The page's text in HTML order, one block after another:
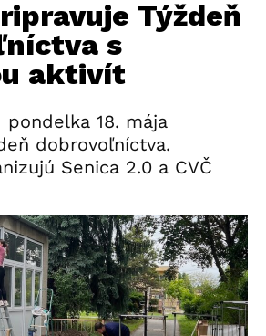
Týždeň
s
aktivít
pondelka 18. mája
dobrovoľníctva.
Senica 2.0 a CVČ